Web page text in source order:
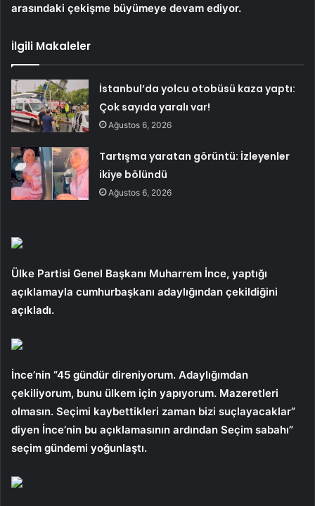
arasındaki çekişme büyümeye devam ediyor.
İlgili Makaleler
İstanbul’da yolcu otobüsü kaza yaptı:
Çok sayıda yaralı var!
Ağustos 6, 2026
Tartışma yaratan görüntü: İzleyenler
ikiye bölündü
Ağustos 6, 2026
Ülke Partisi Genel Başkanı Muharrem İnce, yaptığı
açıklamayla cumhurbaşkanı adaylığından çekildiğini
açıkladı.
İnce’nin “45 gündür direniyorum. Adaylığımdan
çekiliyorum, bunu ülkem için yapıyorum. Mazeretleri
olmasın. Seçimi kaybettikleri zaman bizi suçlayacaklar”
diyen İnce’nin bu açıklamasının ardından Seçim sabahı”
seçim gündemi yoğunlaştı.